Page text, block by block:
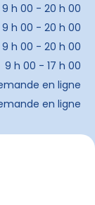
9 h 00 - 20 h 00
9 h 00 - 20 h 00
9 h 00 - 20 h 00
9 h 00 - 17 h 00
en ligne
en ligne